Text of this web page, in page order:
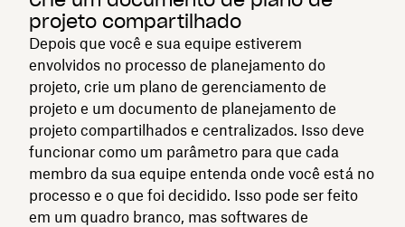
projeto compartilhado
Depois que você e sua equipe estiverem
envolvidos no processo de planejamento do
projeto, crie um plano de gerenciamento de
projeto e um documento de planejamento de
projeto compartilhados e centralizados. Isso deve
funcionar como um parâmetro para que cada
membro da sua equipe entenda onde você está no
processo e o que foi decidido. Isso pode ser feito
em um quadro branco, mas softwares de